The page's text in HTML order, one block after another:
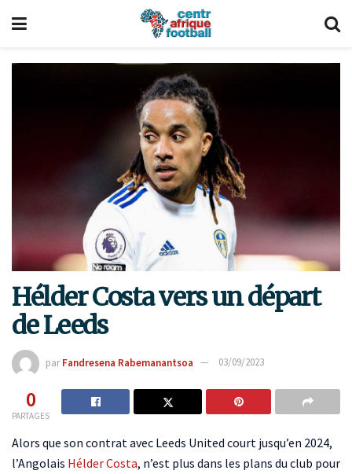
Hélder Costa vers un départ
de Leeds
par Fandresena Rabemanantsoa 03/09/2023
0
PARTAGES
Alors que son contrat avec Leeds United court jusqu’en 2024,
l’Angolais Hélder Costa, n’est plus dans les plans du club pour